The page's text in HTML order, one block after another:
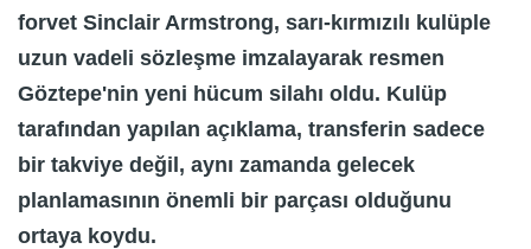
forvet Sinclair Armstrong, sarı-kırmızılı kulüple
uzun vadeli sözleşme imzalayarak resmen
Göztepe'nin yeni hücum silahı oldu. Kulüp
tarafından yapılan açıklama, transferin sadece
bir takviye değil, aynı zamanda gelecek
planlamasının önemli bir parçası olduğunu
ortaya koydu.